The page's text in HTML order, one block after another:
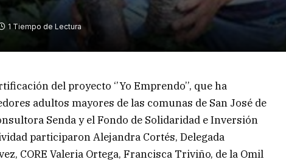
1 Tiempo de Lectura
del proyecto ‘’Yo Emprendo’’, que ha
adultos mayores de las comunas de San José de
Senda y el Fondo de Solidaridad e Inversión
participaron Alejandra Cortés, Delegada
CORE Valeria Ortega, Francisca Triviño, de la Omil